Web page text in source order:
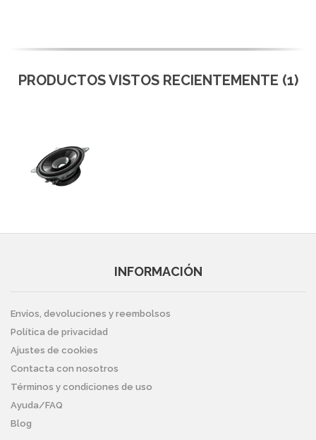
PRODUCTOS VISTOS RECIENTEMENTE (1)
INFORMACIÓN
Envíos, devoluciones y reembolsos
Política de privacidad
Ajustes de cookies
Contacta con nosotros
Términos y condiciones de uso
Ayuda/FAQ
Blog